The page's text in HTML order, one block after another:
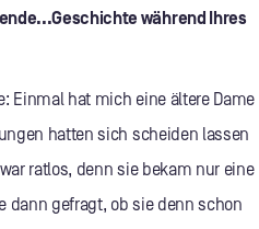
während Ihres
Einmal hat mich eine ältere Dame
hatten sich scheiden lassen
ratlos, denn sie bekam nur eine
dann gefragt, ob sie denn schon